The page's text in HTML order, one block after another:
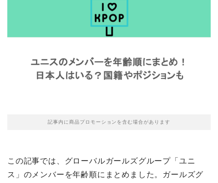
記事内に商品プロモーションを含む場合があります
この記事では、グローバルガールズグループ「ユニ
ス」のメンバーを年齢順にまとめました。ガールズグ